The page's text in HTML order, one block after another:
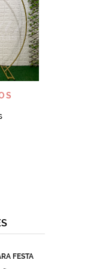
FESTA